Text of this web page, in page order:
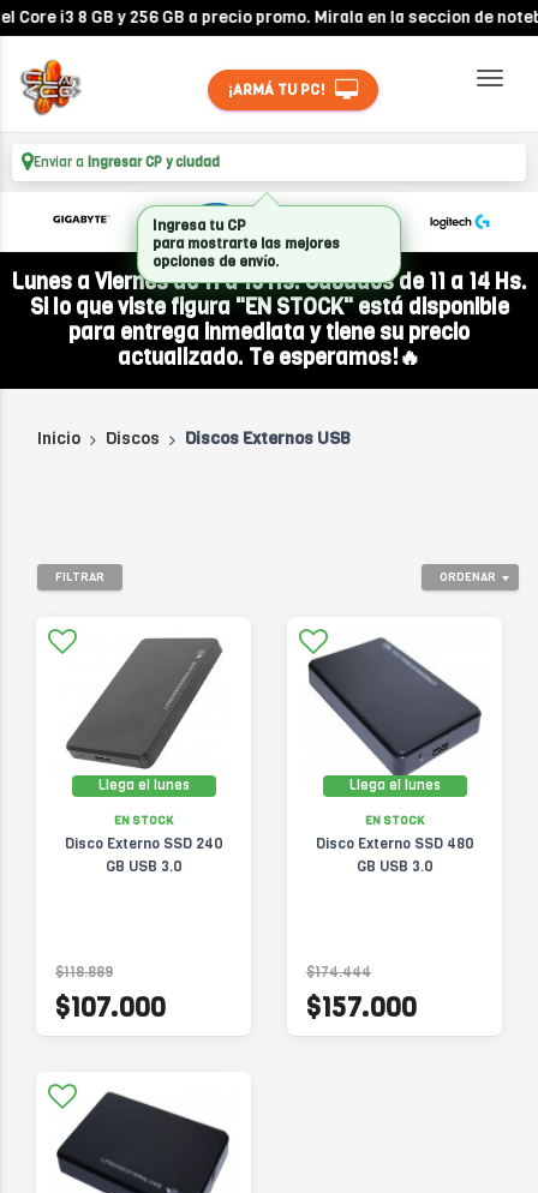
i3 8 GB y 256 GB a precio promo. Mirala en la seccion de
¡ARMÁ TU PC!
Enviar a Ingresar CP y ciudad
Lunes a Viernes de 11 a 19 Hs. Sábados de 11 a 14 Hs.
Si lo que viste figura "EN STOCK" está disponible
para entrega inmediata y tiene su precio
actualizado. Te esperamos!🔥
Inicio Discos Discos Externos USB
ORDENAR
FILTRAR
Llega el lunes
EN STOCK
Disco Externo SSD 240
GB USB 3.0
$118.889
$107.000
Llega el lunes
EN STOCK
Disco Externo SSD 480
GB USB 3.0
$174.444
$157.000
Ingresa tu CP
para mostrarte las mejores
opciones de envío.